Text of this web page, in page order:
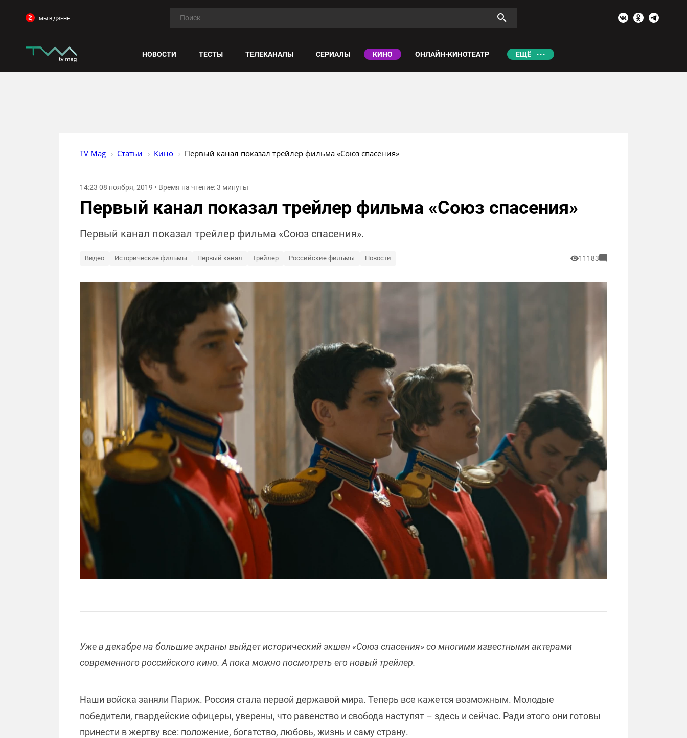
МЫ В ДЗЕНЕ
НОВОСТИ ТЕСТЫ ТЕЛЕКАНАЛЫ СЕРИАЛЫ КИНО ОНЛАЙН-КИНОТЕАТР ЕЩЁ
TV Mag Статьи Кино Первый канал показал трейлер фильма «Союз спасения»
14:23 08 ноября, 2019 • Время на чтение: 3 минуты
Первый канал показал трейлер фильма «Союз спасения»
Первый канал показал трейлер фильма «Союз спасения».
Видео Исторические фильмы Первый канал Трейлер Российские фильмы Новости 11183
Уже в декабре на большие экраны выйдет исторический экшен «Союз спасения» со многими известными актерами
современного российского кино. А пока можно посмотреть его новый трейлер.
Наши войска заняли Париж. Россия стала первой державой мира. Теперь все кажется возможным. Молодые
победители, гвардейские офицеры, уверены, что равенство и свобода наступят – здесь и сейчас. Ради этого они готовы
принести в жертву все: положение, богатство, любовь, жизнь и саму страну.